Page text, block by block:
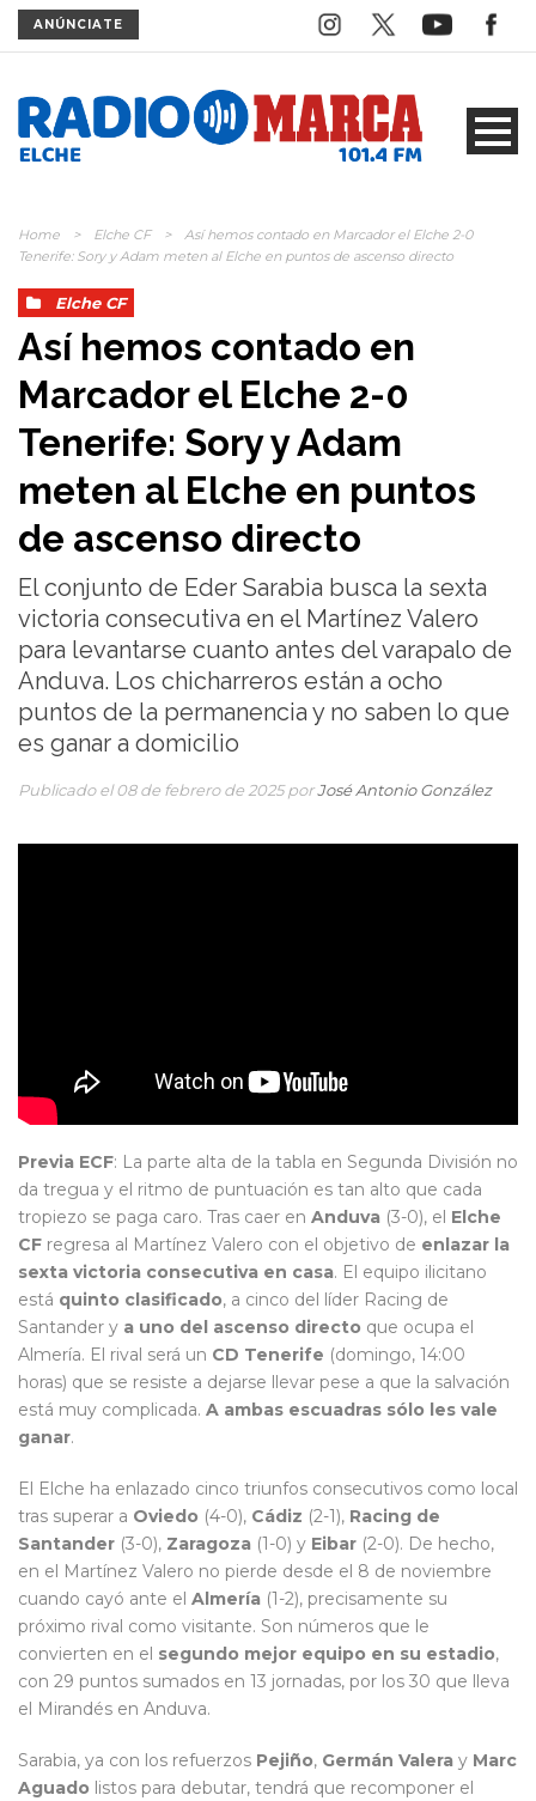
ANÚNCIATE
Home > Elche CF >
Así hemos contado en Marcador el Elche 2-0
Tenerife: Sory y Adam meten al Elche en puntos de ascenso directo
Elche CF
Así hemos contado en
Marcador el Elche 2-0
Tenerife: Sory y Adam
meten al Elche en puntos
de ascenso directo
El conjunto de Eder Sarabia busca la sexta
victoria consecutiva en el Martínez Valero
para levantarse cuanto antes del varapalo de
Anduva. Los chicharreros están a ocho
puntos de la permanencia y no saben lo que
es ganar a domicilio
Publicado el 08 de febrero de 2025 porJosé Antonio González
Previa ECF: La parte alta de la tabla en Segunda División no
da tregua y el ritmo de puntuación es tan alto que cada
tropiezo se paga caro. Tras caer en Anduva (3-0), el Elche
CF regresa al Martínez Valero con el objetivo de enlazar la
sexta victoria consecutiva en casa. El equipo ilicitano
está quinto clasificado, a cinco del líder Racing de
Santander y a uno del ascenso directo que ocupa el
Almería. El rival será un CD Tenerife (domingo, 14:00
horas) que se resiste a dejarse llevar pese a que la salvación
está muy complicada. A ambas escuadras sólo les vale
ganar.
El Elche ha enlazado cinco triunfos consecutivos como local
tras superar a Oviedo (4-0), Cádiz (2-1), Racing de
Santander (3-0), Zaragoza (1-0) y Eibar (2-0). De hecho,
en el Martínez Valero no pierde desde el 8 de noviembre
cuando cayó ante el Almería (1-2), precisamente su
próximo rival como visitante. Son números que le
convierten en el segundo mejor equipo en su estadio,
con 29 puntos sumados en 13 jornadas, por los 30 que lleva
el Mirandés en Anduva.
Sarabia, ya con los refuerzos Pejiño, Germán Valera y Marc
Aguado listos para debutar, tendrá que recomponer el